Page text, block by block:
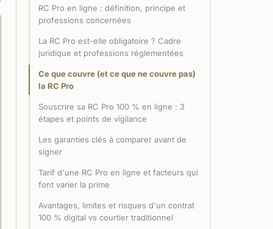
RC Pro en ligne : définition, principe et
professions concernées
La RC Pro est-elle obligatoire ? Cadre
juridique et professions réglementées
Ce que couvre (et ce que ne couvre pas)
la RC Pro
Souscrire sa RC Pro 100 % en ligne : 3
étapes et points de vigilance
Les garanties clés à comparer avant de
signer
Tarif d'une RC Pro en ligne et facteurs qui
font varier la prime
Avantages, limites et risques d'un contrat
100 % digital vs courtier traditionnel